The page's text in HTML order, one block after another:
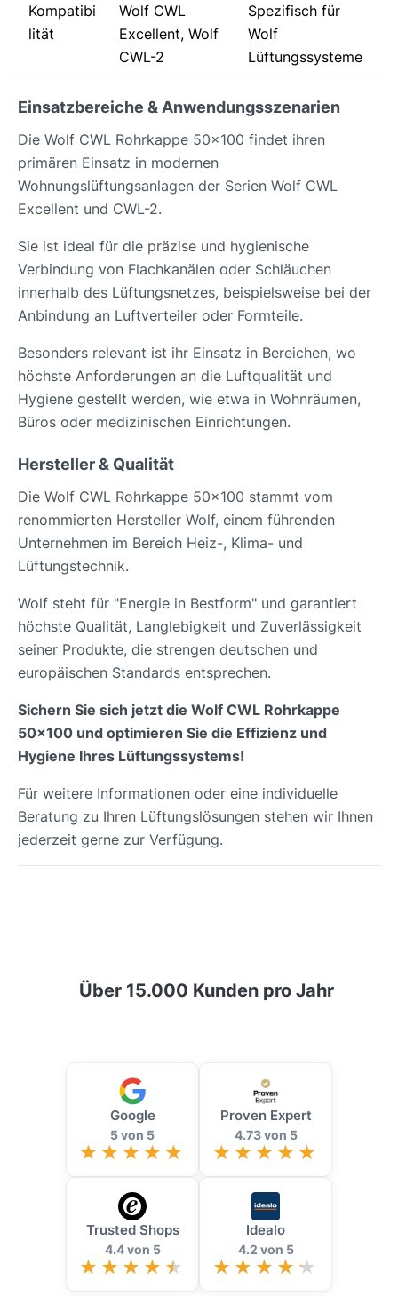
Kompatibi
lität
Wolf CWL
Excellent, Wolf
CWL-2
Spezifisch für
Wolf
Lüftungssysteme
Einsatzbereiche & Anwendungsszenarien
Die Wolf CWL Rohrkappe 50x100 findet ihren
primären Einsatz in modernen
Wohnungslüftungsanlagen der Serien Wolf CWL
Excellent und CWL-2.
Sie ist ideal für die präzise und hygienische
Verbindung von Flachkanälen oder Schläuchen
innerhalb des Lüftungsnetzes, beispielsweise bei der
Anbindung an Luftverteiler oder Formteile.
Besonders relevant ist ihr Einsatz in Bereichen, wo
höchste Anforderungen an die Luftqualität und
Hygiene gestellt werden, wie etwa in Wohnräumen,
Büros oder medizinischen Einrichtungen.
Hersteller & Qualität
Die Wolf CWL Rohrkappe 50x100 stammt vom
renommierten Hersteller Wolf, einem führenden
Unternehmen im Bereich Heiz-, Klima- und
Lüftungstechnik.
Wolf steht für "Energie in Bestform" und garantiert
höchste Qualität, Langlebigkeit und Zuverlässigkeit
seiner Produkte, die strengen deutschen und
europäischen Standards entsprechen.
Sichern Sie sich jetzt die Wolf CWL Rohrkappe
50x100 und optimieren Sie die Effizienz und
Hygiene Ihres Lüftungssystems!
Für weitere Informationen oder eine individuelle
Beratung zu Ihren Lüftungslösungen stehen wir Ihnen
jederzeit gerne zur Verfügung.
Über 15.000 Kunden pro Jahr
Google
5 von 5
Proven Expert
4.73 von 5
Trusted Shops
4.4 von 5
Idealo
4.2 von 5